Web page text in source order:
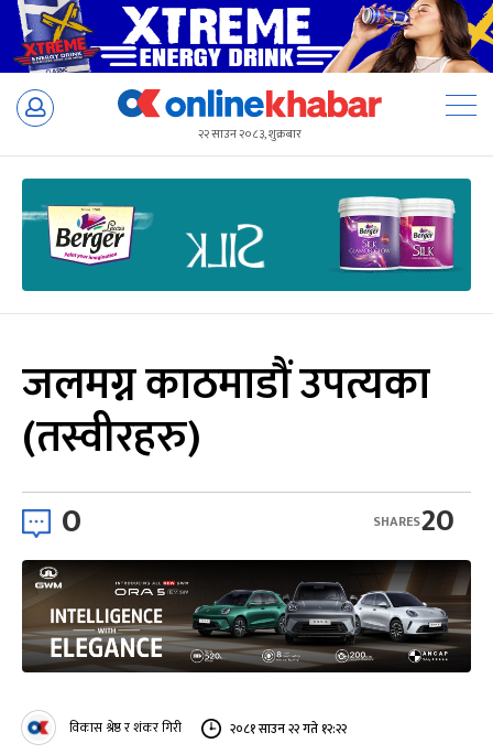
Skip
२२ साउन २०८३, शुक्रबार
जलमग्न काठमाडौं उपत्यका
(तस्वीरहरु)
0 20
SHARES
विकास श्रेष्ठ र शंकर गिरी २०८१ साउन २२ गते १२:२२